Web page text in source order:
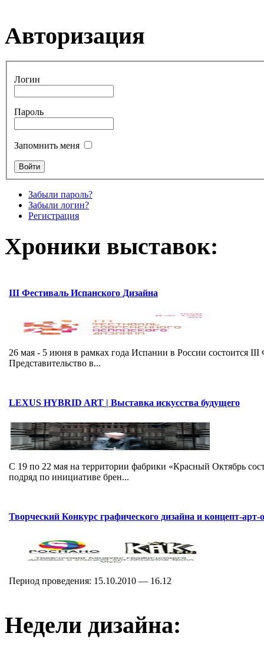
Авторизация
Логин
Пароль
Запомнить меня
Забыли пароль?
Забыли логин?
Регистрация
Хроники выставок:
III Фестиваль Испанского Дизайна
26 мая - 5 июня в рамках года Испании в России состоится
Представительство в...
LEXUS HYBRID ART | Выставка искусства будущего
C 19 по 22 мая на территории фабрики «Красный Октябрь
подряд по инициативе брен...
Творческий Конкурс графического дизайна и концепт-арт-
Период проведения: 15.10.2010 — 16.12
Недели дизайна: